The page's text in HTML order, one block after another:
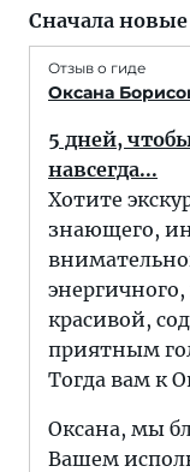
Сначала новые
Отзыв о гиде
Оксана
5 дней,
навсегда...
Хотите
знающего,
красивой,
приятным
Тогда вам к
Оксана, мы
Вашем